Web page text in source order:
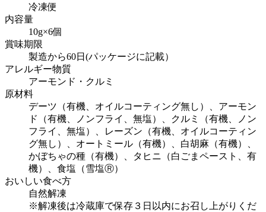
冷凍便
内容量
10g×6個
賞味期限
製造から60日(パッケージに記載）
アレルギー物質
アーモンド・クルミ
原材料
デーツ（有機、オイルコーティング無し）、アーモン
ド（有機、ノンフライ、無塩）、クルミ（有機、ノン
フライ、無塩）、レーズン（有機、オイルコーティン
グ無し）、オートミール（有機）、白胡麻（有機）、
かぼちゃの種（有機）、タヒニ（白ごまペースト、有
機）、食塩（雪塩Ⓡ）
おいしい食べ方
自然解凍
※解凍後は冷蔵庫で保存３日以内にお召し上がりくだ